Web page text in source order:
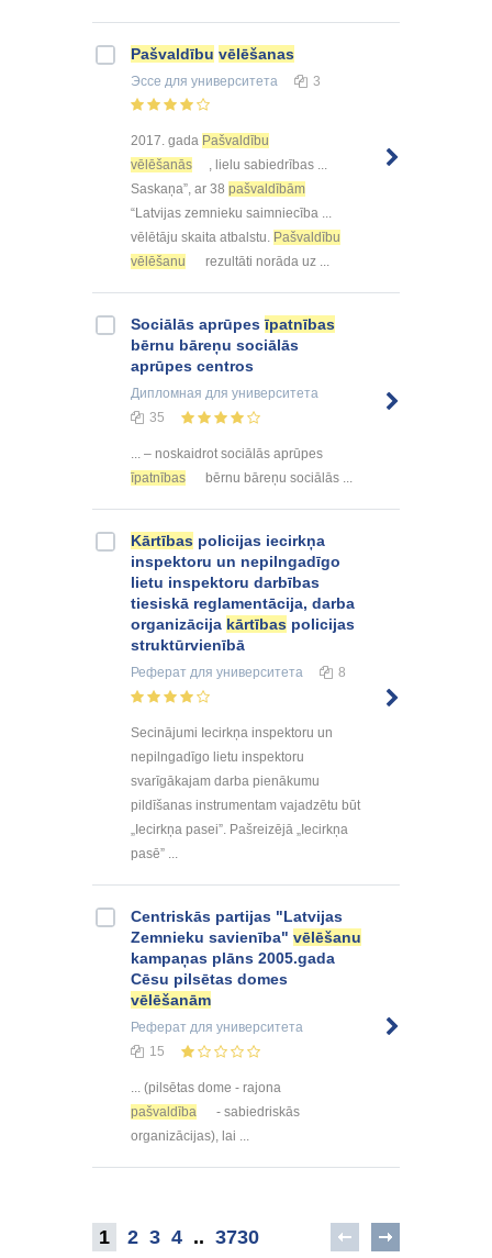
Pašvaldību vēlēšanas
Эссе для университета 3
2017. gada Pašvaldību
vēlēšanās
, lielu sabiedrības ...
Saskaņa”, ar 38 pašvaldībām
“Latvijas zemnieku saimniecība ...
vēlētāju skaita atbalstu. Pašvaldību
vēlēšanu
rezultāti norāda uz ...
Sociālās aprūpesīpatnības
bērnu bāreņu sociālās
aprūpes centros
Дипломная для университета
35
... – noskaidrot sociālās aprūpes
īpatnības
bērnu bāreņu sociālās ...
Kārtības policijas iecirkņa
inspektoru un nepilngadīgo
lietu inspektoru darbības
tiesiskā reglamentācija, darba
organizācija kārtības policijas
struktūrvienībā
Реферат для университета 8
Secinājumi Iecirkņa inspektoru un
nepilngadīgo lietu inspektoru
svarīgākajam darba pienākumu
pildīšanas instrumentam vajadzētu būt
„Iecirkņa pasei”. Pašreizējā „Iecirkņa
pasē” ...
Centriskās partijas "Latvijas
Zemnieku savienība" vēlēšanu
kampaņas plāns 2005.gada
Cēsu pilsētas domes
vēlēšanām
Реферат для университета
15
... (pilsētas dome - rajona
pašvaldība
- sabiedriskās
organizācijas), lai ...
1 2 3 4 .. 3730